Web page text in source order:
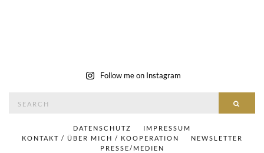
Follow me on Instagram
DATENSCHUTZ
IMPRESSUM
KONTAKT / ÜBER MICH / KOOPERATION
NEWSLETTER
PRESSE/MEDIEN